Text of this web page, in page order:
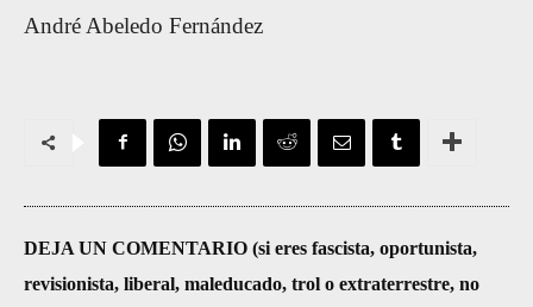
André Abeledo Fernández
DEJA UN COMENTARIO (si eres fascista, oportunista,
revisionista, liberal, maleducado, trol o extraterrestre, no